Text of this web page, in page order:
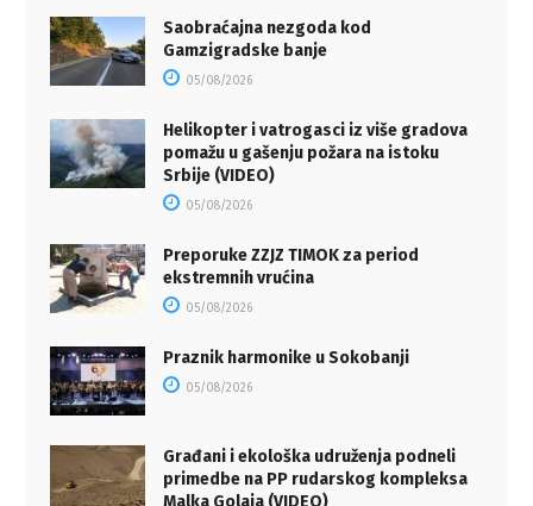
Saobraćajna nezgoda kod
Gamzigradske banje
05/08/2026
Helikopter i vatrogasci iz više gradova
pomažu u gašenju požara na istoku
Srbije (VIDEO)
05/08/2026
Preporuke ZZJZ TIMOK za period
ekstremnih vrućina
05/08/2026
Praznik harmonike u Sokobanji
05/08/2026
Građani i ekološka udruženja podneli
primedbe na PP rudarskog kompleksa
Malka Golaja (VIDEO)